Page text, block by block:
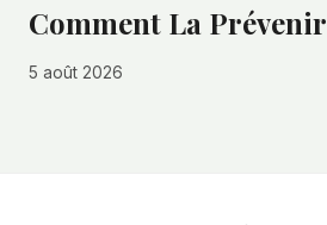
Comment La Prévenir
5 août 2026